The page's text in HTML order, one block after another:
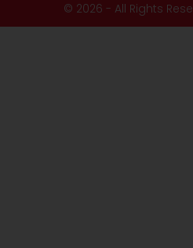
© 2026 - All Rights